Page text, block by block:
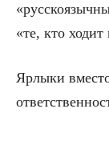
«те, кто ходит
Ярлыки